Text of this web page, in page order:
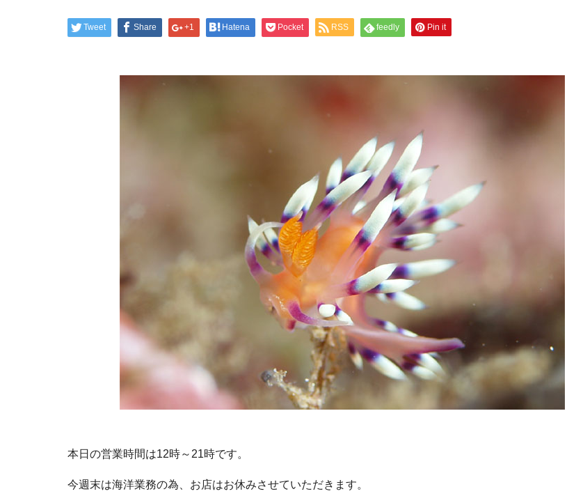
Tweet Share +1 Hatena Pocket RSS feedly Pin it
本日の営業時間は12時～21時です。
今週末は海洋業務の為、お店はお休みさせていただきます。